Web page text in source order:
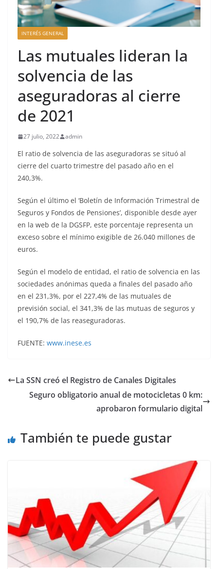
INTERÉS GENERAL
Las mutuales lideran la
solvencia de las
aseguradoras al cierre
de 2021
27 julio, 2022 admin
El ratio de solvencia de las aseguradoras se situó al
cierre del cuarto trimestre del pasado año en el
240,3%.
Según el último el ‘Boletín de Información Trimestral de
Seguros y Fondos de Pensiones’, disponible desde ayer
en la web de la DGSFP, este porcentaje representa un
exceso sobre el mínimo exigible de 26.040 millones de
euros.
Según el modelo de entidad, el ratio de solvencia en las
sociedades anónimas queda a finales del pasado año
en el 231,3%, por el 227,4% de las mutuales de
previsión social, el 341,3% de las mutuas de seguros y
el 190,7% de las reaseguradoras.
FUENTE: www.inese.es
La SSN creó el Registro de Canales Digitales
Seguro obligatorio anual de motocicletas 0 km:
aprobaron formulario digital
También te puede gustar